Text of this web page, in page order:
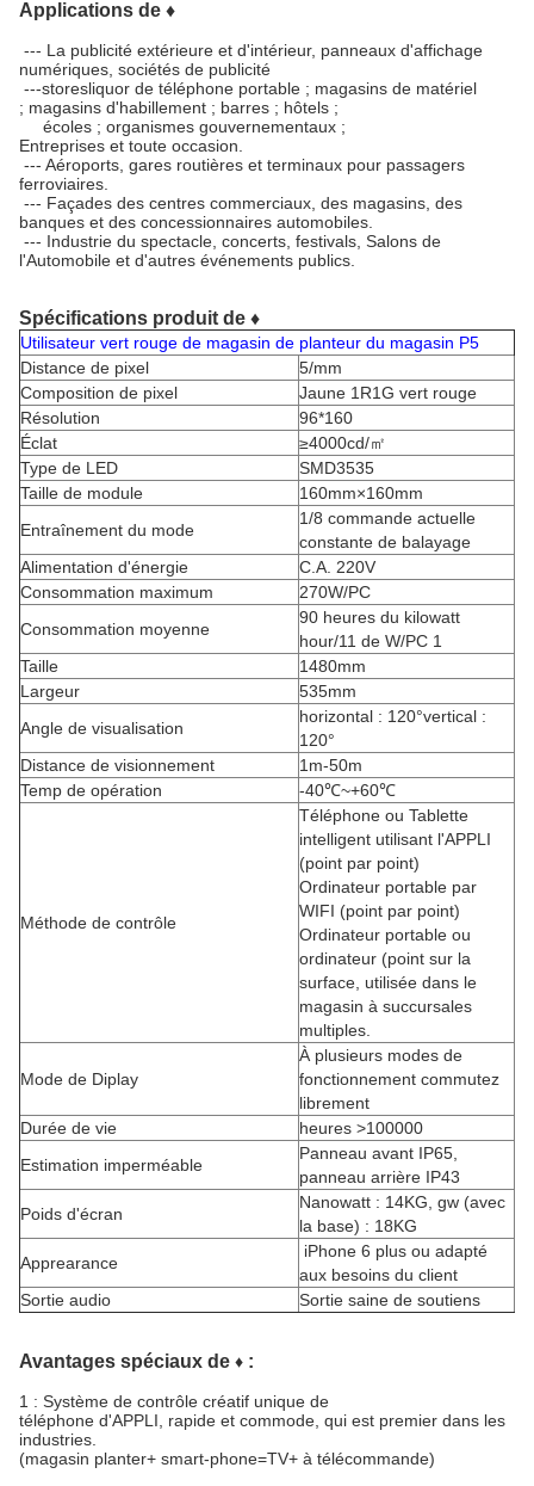
Applications de ♦
--- La publicité extérieure et d'intérieur, panneaux d'affichage
numériques, sociétés de publicité
---storesliquor de téléphone portable ; magasins de matériel
; magasins d'habillement ; barres ; hôtels ;
écoles ; organismes gouvernementaux ;
Entreprises et toute occasion.
--- Aéroports, gares routières et terminaux pour passagers
ferroviaires.
--- Façades des centres commerciaux, des magasins, des
banques et des concessionnaires automobiles.
--- Industrie du spectacle, concerts, festivals, Salons de
l'Automobile et d'autres événements publics.
Spécifications produit de ♦
Utilisateur vert rouge de magasin de planteur du magasin P5
Distance de pixel
5/mm
Composition de pixel
Jaune 1R1G vert rouge
Résolution
96*160
Éclat
≥4000cd/㎡
Type de LED
SMD3535
Taille de module
160mm×160mm
Entraînement du mode
1/8 commande actuelle
constante de balayage
Alimentation d'énergie
C.A. 220V
Consommation maximum
270W/PC
Consommation moyenne
90 heures du kilowatt
hour/11 de W/PC 1
Taille
1480mm
Largeur
535mm
Angle de visualisation
horizontal : 120°vertical :
120°
Distance de visionnement
1m-50m
Temp de opération
-40℃~+60℃
Méthode de contrôle
Téléphone ou Tablette
intelligent utilisant l'APPLI
(point par point)
Ordinateur portable par
WIFI (point par point)
Ordinateur portable ou
ordinateur (point sur la
surface, utilisée dans le
magasin à succursales
multiples.
Mode de Diplay
À plusieurs modes de
fonctionnement commutez
librement
Durée de vie
heures >100000
Estimation imperméable
Panneau avant IP65,
panneau arrière IP43
Poids d'écran
Nanowatt : 14KG, gw (avec
la base) : 18KG
Apprearance
iPhone 6 plus ou adapté
aux besoins du client
Sortie audio
Sortie saine de soutiens
Avantages spéciaux de ♦ :
1 : Système de contrôle créatif unique de
téléphone d'APPLI, rapide et commode, qui est premier dans les
industries.
(magasin planter+ smart-phone=TV+ à télécommande)